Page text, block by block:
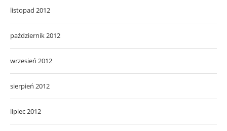
listopad 2012
październik 2012
wrzesień 2012
sierpień 2012
lipiec 2012